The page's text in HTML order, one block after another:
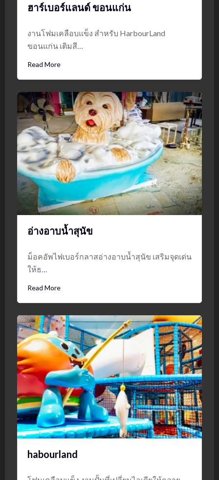
ฮาร์เบอร์แลนด์ ขอนแก่น
งานโฟมเคลือบแข็ง สำหรับ HarbourLand
ขอนแก่น เติมสี…
Read More
อ่างอาบน้ำสุนัข
ม็อคอัพไฟเบอร์กลาสอ่างอาบน้ำสุนัข เสริมจุดเด่น
ให้ธ…
Read More
habourland